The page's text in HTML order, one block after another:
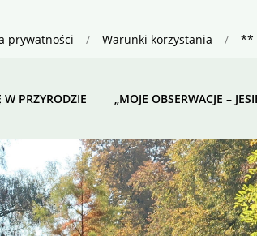
prywatności
Warunki korzystania **
W PRZYRODZIE „MOJE OBSERWACJE –